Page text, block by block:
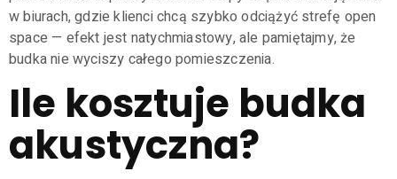
w biurach, gdzie klienci chcą szybko odciążyć strefę open
space — efekt jest natychmiastowy, ale pamiętajmy, że
budka nie wyciszy całego pomieszczenia.
Ile kosztuje budka
akustyczna?